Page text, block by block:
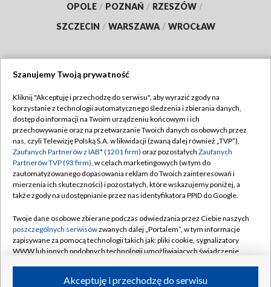
OPOLE / POZNAŃ / RZESZÓW /
SZCZECIN / WARSZAWA / WROCŁAW
TVP
Abonament TVP
Emisja w TVP
Centrum informacji TVP
Naziemna Telewizja Cyfrowa
Rada Programowa
System NOS
Informacje o nadawcy
Regulamin TVP
Polityka prywatności
Moje zgody
Pomoc
Kontakt
Kanały
Szanujemy Twoją prywatność
Kliknij "Akceptuję i przechodzę do serwisu", aby wyrazić zgody na
korzystanie z technologii automatycznego śledzenia i zbierania danych,
dostęp do informacji na Twoim urządzeniu końcowym i ich
przechowywanie oraz na przetwarzanie Twoich danych osobowych przez
nas, czyli Telewizję Polską S.A. w likwidacji (zwaną dalej również „TVP”),
Zaufanych Partnerów z IAB* (1201 firm) oraz pozostałych Zaufanych
Partnerów TVP (93 firm), w celach marketingowych (w tym do
zautomatyzowanego dopasowania reklam do Twoich zainteresowań i
mierzenia ich skuteczności) i pozostałych, które wskazujemy poniżej, a
także zgody na udostępnianie przez nas identyfikatora PPID do Google.
Twoje dane osobowe zbierane podczas odwiedzania przez Ciebie naszych
poszczególnych serwisówzwanych dalej „Portalem”, w tym informacje
zapisywane za pomocą technologii takich jak: pliki cookie, sygnalizatory
WWW lub innych podobnych technologii umożliwiających świadczenie
ruchu w Internecie.Akceptuję i przechodzę do serwisu